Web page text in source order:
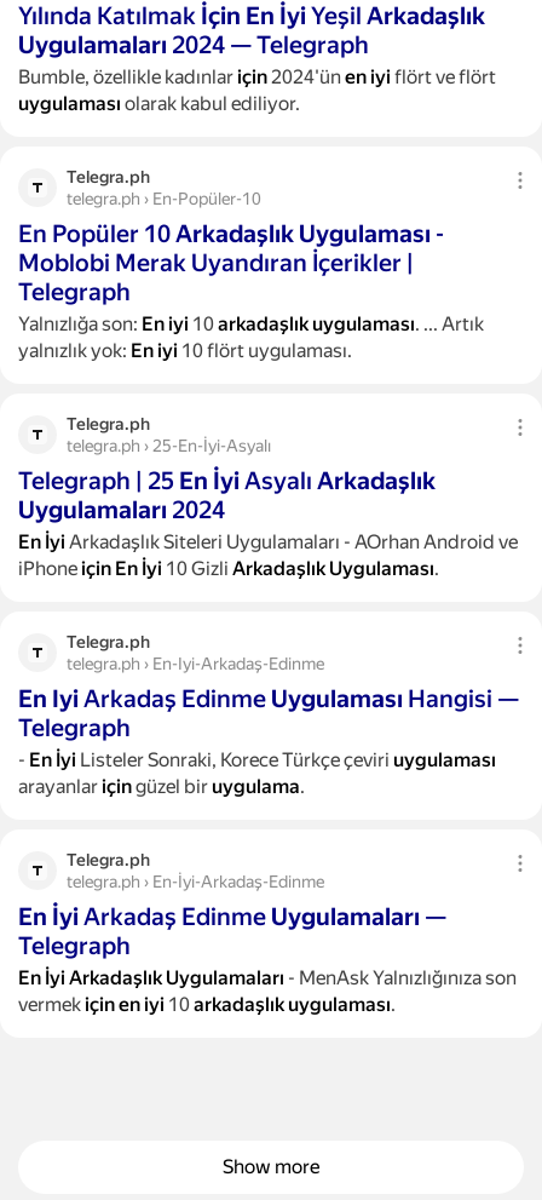
Yılında Katılmak İçin En İyiYeşil Arkadaşlık
Uygulamaları 2024 — Telegraph
Bumble, özellikle kadınlariçin2024'üneniyi flört ve flört
uygulaması olarak kabul ediliyor.
Telegra.ph
telegra.ph › En-Popüler-10
En Popüler 10Arkadaşlık Uygulaması -
Moblobi Merak Uyandıran İçerikler |
Telegraph
Yalnızlığa son: Eniyi 10arkadaşlık uygulaması. ... Artık
yalnızlık yok: Eniyi 10 flört uygulaması.
Telegra.ph
telegra.ph › 25-En-İyi-Asyalı
Telegraph | 25 En İyiAsyalı Arkadaşlık
Uygulamaları 2024
En İyi Arkadaşlık Siteleri Uygulamaları - AOrhan Android ve
iPhoneiçin En İyi 10 Gizli Arkadaşlık Uygulaması.
Telegra.ph
telegra.ph › En-Iyi-Arkadaş-Edinme
En IyiArkadaş Edinme Uygulaması Hangisi —
Telegraph
- En İyi Listeler Sonraki, Korece Türkçe çeviri uygulaması
arayanlariçingüzel bir uygulama.
Telegra.ph
telegra.ph › En-İyi-Arkadaş-Edinme
En İyiArkadaş Edinme Uygulamaları —
Telegraph
En İyi Arkadaşlık Uygulamaları - MenAsk Yalnızlığınıza son
vermekiçineniyi 10arkadaşlık uygulaması.
Show more